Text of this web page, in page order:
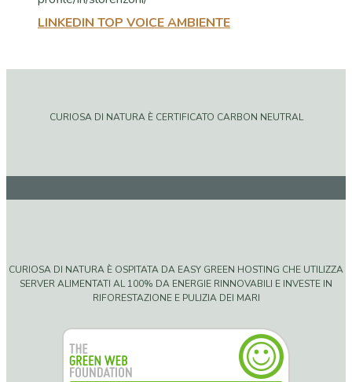
LINKEDIN TOP VOICE AMBIENTE
CURIOSA DI NATURA È CERTIFICATO CARBON NEUTRAL
CURIOSA DI NATURA È OSPITATA DA EASY GREEN HOSTING CHE UTILIZZA
SERVER ALIMENTATI AL 100% DA ENERGIE RINNOVABILI E INVESTE IN
RIFORESTAZIONE E PULIZIA DEI MARI